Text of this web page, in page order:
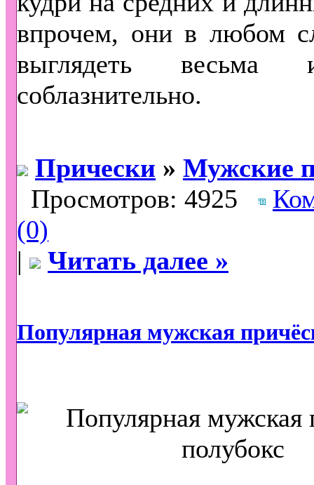
впрочем, они в любом
выглядеть весьма
соблазнительно.
Прически » Мужские
Просмотров: 4925
(0)
|
Читать далее »
Популярная мужская